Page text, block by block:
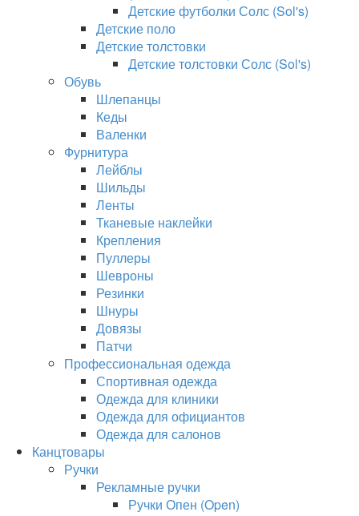
Детские футболки Солс (Sol's)
Детские поло
Детские толстовки
Детские толстовки Солс (Sol's)
Обувь
Шлепанцы
Кеды
Валенки
Фурнитура
Лейблы
Шильды
Ленты
Тканевые наклейки
Крепления
Пуллеры
Шевроны
Резинки
Шнуры
Довязы
Патчи
Профессиональная одежда
Спортивная одежда
Одежда для клиники
Одежда для официантов
Одежда для салонов
Канцтовары
Ручки
Рекламные ручки
Ручки Опен (Open)